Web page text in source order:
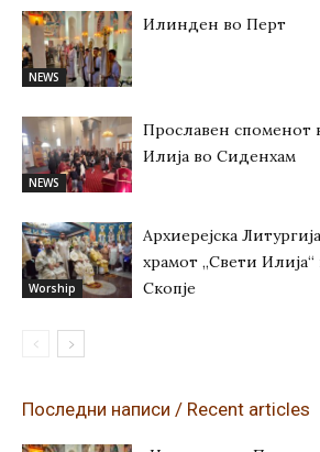
NEWS
Илинден во Перт
NEWS
Прославен споменот
Илија во Сиденхам
Worship
Архиерејска
храмот „Свети
Скопје
Последни написи / Recent articles